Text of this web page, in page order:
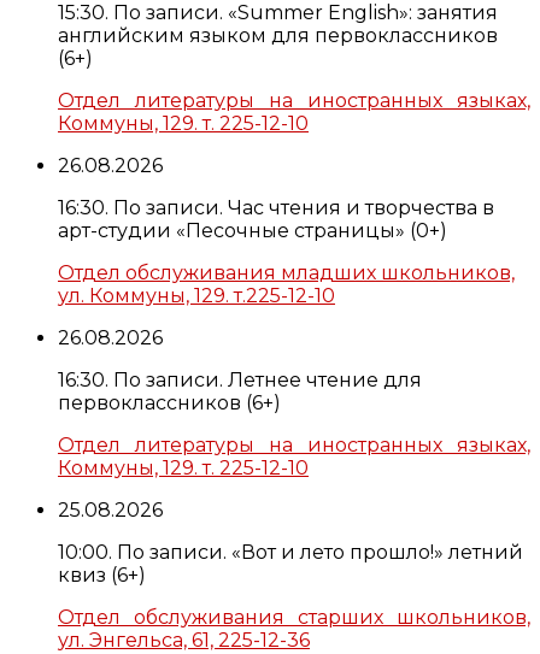
15:30. По записи. «Summer English»: занятия
английским языком для первоклассников
(6+)
Отдел литературы на иностранных языках,
Коммуны, 129. т. 225-12-10
26.08.2026
16:30. По записи. Час чтения и творчества в
арт-студии «Песочные страницы» (0+)
Отдел обслуживания младших школьников,
ул. Коммуны, 129. т.225-12-10
26.08.2026
16:30. По записи. Летнее чтение для
первоклассников (6+)
Отдел литературы на иностранных языках,
Коммуны, 129. т. 225-12-10
25.08.2026
10:00. По записи. «Вот и лето прошло!» летний
квиз (6+)
Отдел обслуживания старших школьников,
ул. Энгельса, 61, 225-12-36